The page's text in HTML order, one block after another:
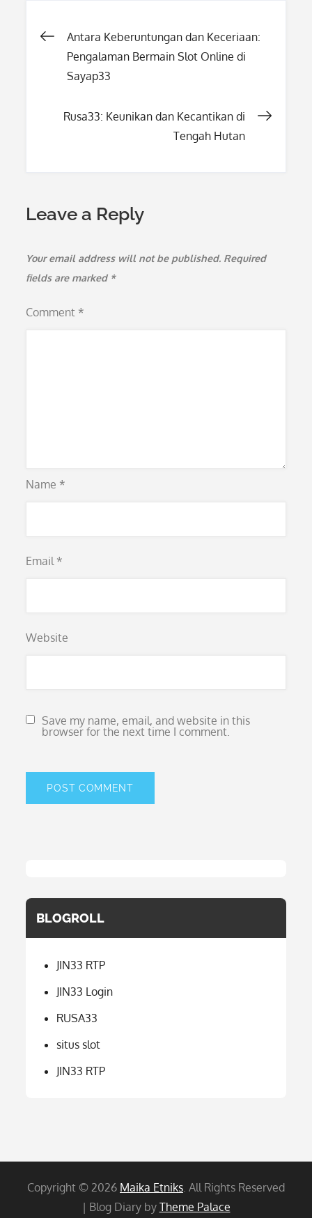
Post
navigation
Antara Keberuntungan dan Keceriaan:
Pengalaman Bermain Slot Online di
Sayap33
Rusa33: Keunikan dan Kecantikan di
Tengah Hutan
Leave a Reply
Your email address will not be published. Required
fields are marked *
Comment *
Name *
Email *
Website
Save my name, email, and website in this
browser for the next time I comment.
BLOGROLL
JIN33 RTP
JIN33 Login
RUSA33
situs slot
JIN33 RTP
Copyright © 2026 Maika Etniks. All Rights Reserved
| Blog Diary by Theme Palace